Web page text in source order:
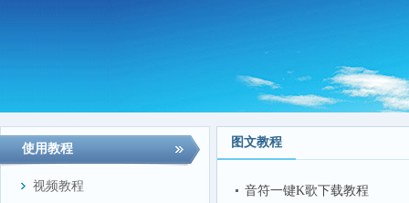
使用教程
视频教程
图文教程
音符一键K歌下载教程